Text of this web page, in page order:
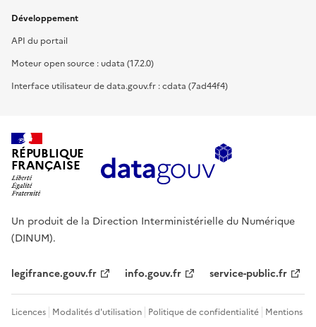
Développement
API du portail
Moteur open source : udata (17.2.0)
Interface utilisateur de data.gouv.fr : cdata (7ad44f4)
RÉPUBLIQUE
FRANÇAISE
Un produit de la Direction Interministérielle du Numérique
(DINUM).
legifrance.gouv.fr info.gouv.fr service-public.fr
Licences Modalités d'utilisation Politique de confidentialité Mentions